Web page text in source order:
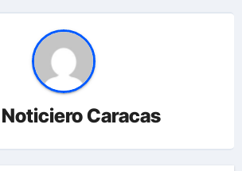
Noticiero Caracas